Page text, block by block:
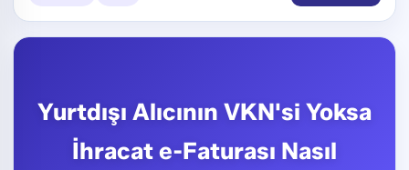
Yurtdışı Alıcının VKN'si Yoksa
İhracat e-Faturası Nasıl